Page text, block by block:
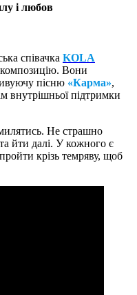
і любов
співачка KOLA
композицію. Вони
пісню «Карма»,
внутрішньої підтримки
Не страшно
йти далі. У кожного є
крізь темряву, щоб